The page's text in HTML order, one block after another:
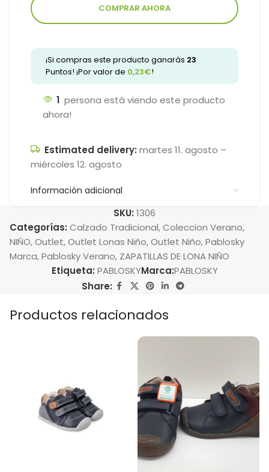
COMPRAR AHORA
¡Si compras este producto ganarás 23
Puntos! ¡Por valor de 0,23€!
1 persona está viendo este producto
ahora!
Estimated delivery: martes 11. agosto –
miércoles 12. agosto
Información adicional
SKU: 1306
Categorías: Calzado Tradicional,Coleccion Verano,
NIÑO,Outlet,Outlet Lonas Niño,Outlet Niño,Pablosky
Marca,Pablosky Verano, ZAPATILLAS DE LONA NIÑO
Etiqueta: PABLOSKYMarca:PABLOSKY
Share:
Productos relacionados